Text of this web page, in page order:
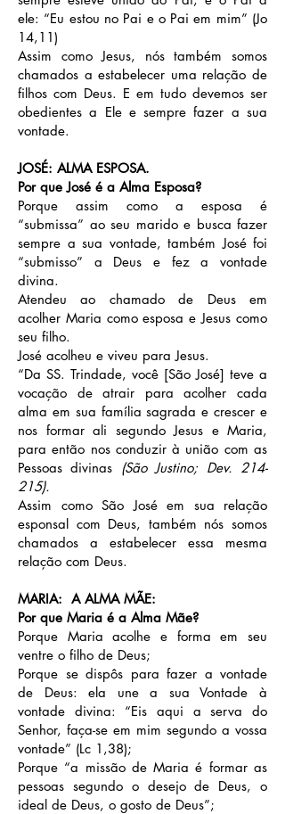
ele: “Eu estou no Pai e o Pai em mim” (Jo
14,11)
Assim como Jesus, nós também somos
chamados a estabelecer uma relação de
filhos com Deus. E em tudo devemos ser
obedientes a Ele e sempre fazer a sua
vontade.
JOSÉ: ALMA ESPOSA.
Por que José é a Alma Esposa?
Porque assim como a esposa é
“submissa” ao seu marido e busca fazer
sempre a sua vontade, também José foi
“submisso” a Deus e fez a vontade
divina.
Atendeu ao chamado de Deus em
acolher Maria como esposa e Jesus como
seu filho.
José acolheu e viveu para Jesus.
“Da SS. Trindade, você [São José] teve a
vocação de atrair para acolher cada
alma em sua família sagrada e crescer e
nos formar ali segundo Jesus e Maria,
para então nos conduzir à união com as
Pessoas divinas (São Justino; Dev. 214-
215).
Assim como São José em sua relação
esponsal com Deus, também nós somos
chamados a estabelecer essa mesma
relação com Deus.
MARIA: A ALMA MÃE:
Por que Maria é a Alma Mãe?
Porque Maria acolhe e forma em seu
ventre o filho de Deus;
Porque se dispôs para fazer a vontade
de Deus: ela une a sua Vontade à
vontade divina: “Eis aqui a serva do
Senhor, faça-se em mim segundo a vossa
vontade” (Lc 1,38);
Porque “a missão de Maria é formar as
pessoas segundo o desejo de Deus, o
ideal de Deus, o gosto de Deus”;